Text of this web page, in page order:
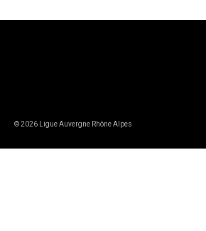
© 2026 Ligue Auvergne Rhône Alpes